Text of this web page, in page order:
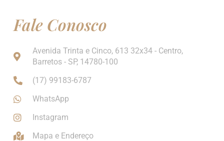
Fale Conosco
Avenida Trinta e Cinco, 613 32x34 - Centro,
Barretos - SP, 14780-100
(17) 99183-6787
WhatsApp
Instagram
Mapa e Endereço